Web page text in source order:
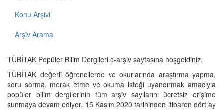
Konu Arşivi
Arşiv Arama
TÜBİTAK Popüler Bilim Dergileri e-arşiv sayfasına hoşgeldiniz.
TÜBİTAK değerli öğrencilerde ve okurlarında araştırma yapma,
soru sorma, merak etme ve okuma isteği uyandırmak amacıyla
popüler bilim dergilerinin tüm arşiv sayılarını ücretsiz erişime
sunmaya devam ediyor. 15 Kasım 2020 tarihinden itibaren dört ay